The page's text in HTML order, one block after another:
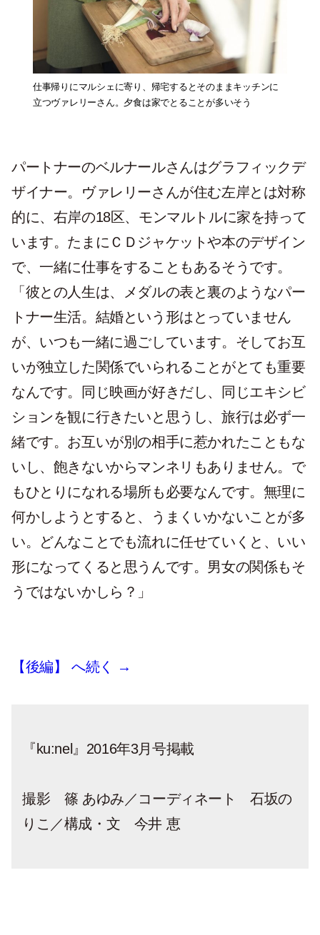
仕事帰りにマルシェに寄り、帰宅するとそのままキッチンに
立つヴァレリーさん。夕食は家でとることが多いそう
パートナーのベルナールさんはグラフィックデ
ザイナー。ヴァレリーさんが住む左岸とは対称
的に、右岸の18区、モンマルトルに家を持って
います。たまにＣＤジャケットや本のデザイン
で、一緒に仕事をすることもあるそうです。
「彼との人生は、メダルの表と裏のようなパー
トナー生活。結婚という形はとっていません
が、いつも一緒に過ごしています。そしてお互
いが独立した関係でいられることがとても重要
なんです。同じ映画が好きだし、同じエキシビ
ションを観に行きたいと思うし、旅行は必ず一
緒です。お互いが別の相手に惹かれたこともな
いし、飽きないからマンネリもありません。で
もひとりになれる場所も必要なんです。無理に
何かしようとすると、うまくいかないことが多
い。どんなことでも流れに任せていくと、いい
形になってくると思うんです。男女の関係もそ
うではないかしら？」
【後編】 へ続く →
『ku:nel』2016年3月号掲載
撮影 篠 あゆみ／コーディネート 石坂の
りこ／構成・文 今井 恵